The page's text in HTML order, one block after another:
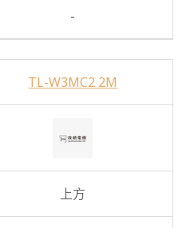
-
TL-W3MC2 2M
上方